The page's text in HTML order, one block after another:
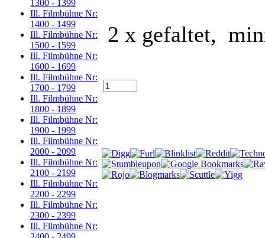
1300 - 1399
Ill. Filmbühne Nr:
1400 - 1499
Ill. Filmbühne Nr:
1500 - 1599
Ill. Filmbühne Nr:
1600 - 1699
Ill. Filmbühne Nr:
1700 - 1799
Ill. Filmbühne Nr:
1800 - 1899
Ill. Filmbühne Nr:
1900 - 1999
Ill. Filmbühne Nr:
2000 - 2099
Ill. Filmbühne Nr:
2100 - 2199
Ill. Filmbühne Nr:
2200 - 2299
Ill. Filmbühne Nr:
2300 - 2399
Ill. Filmbühne Nr:
2 x gefaltet,